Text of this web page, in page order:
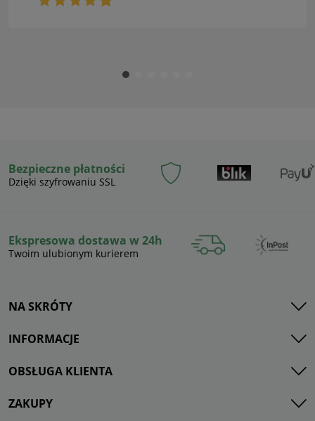
Bezpieczne płatności
Dzięki szyfrowaniu SSL
Ekspresowa dostawa w 24h
Twoim ulubionym kurierem
NA SKRÓTY
INFORMACJE
OBSŁUGA KLIENTA
ZAKUPY